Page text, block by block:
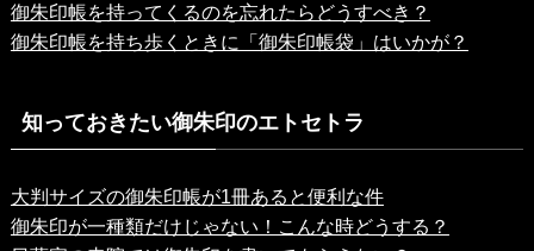
御朱印帳を持ってくるのを忘れたらどうすべき？
御朱印帳を持ち歩くときに「御朱印帳袋」はいかが？
知っておきたい御朱印のエトセトラ
大判サイズの御朱印帳が1冊あると便利な件
御朱印が一種類だけじゃない！こんな時どうする？